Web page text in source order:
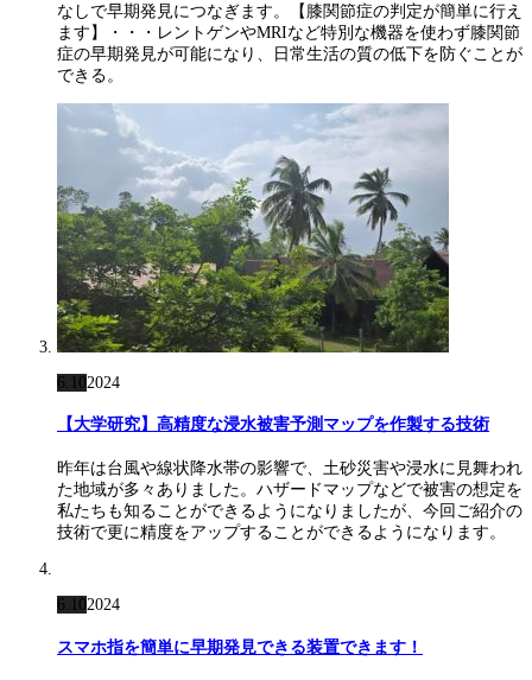
なしで早期発見につなぎます。【膝関節症の判定が簡単に行え
ます】・・・レントゲンやMRIなど特別な機器を使わず膝関節
症の早期発見が可能になり、日常生活の質の低下を防ぐことが
できる。
6.102024
【大学研究】高精度な浸水被害予測マップを作製する技術
昨年は台風や線状降水帯の影響で、土砂災害や浸水に見舞われ
た地域が多々ありました。ハザードマップなどで被害の想定を
私たちも知ることができるようになりましたが、今回ご紹介の
技術で更に精度をアップすることができるようになります。
6.102024
スマホ指を簡単に早期発見できる装置できます！